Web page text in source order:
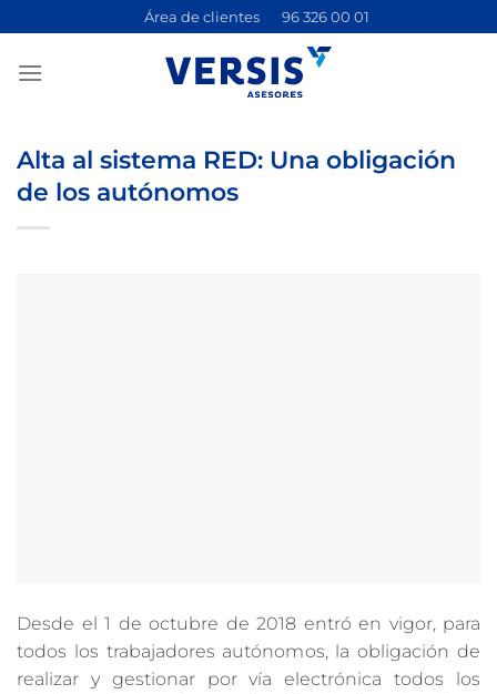
contenido
Área de clientes 96 326 00 01
Alta al sistema RED: Una obligación
de los autónomos
Desde el 1 de octubre de 2018 entró en vigor, para
todos los trabajadores autónomos, la obligación de
realizar y gestionar por vía electrónica todos los